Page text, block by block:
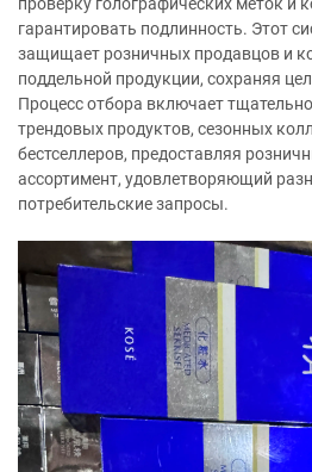
гарантировать подлинность. Этот
защищает розничных продавцов и
поддельной продукции, сохраняя
Процесс отбора включает
трендовых продуктов, сезонных
бестселлеров, предоставляя
ассортимент, удовлетворяющий
потребительские запросы.